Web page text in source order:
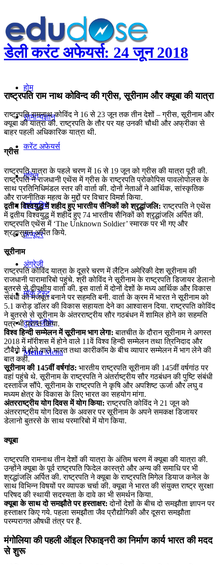
होम
सामान्यज्ञान
करेंट अफेयर्स
गणित
तर्कशक्ति
कंप्यूटर
अंग्रेजी
मॉक टेस्ट
टुडेज जीके
Menu Menu
डेली करंट अफेयर्स: 24 जून 2018
राष्ट्रपति राम नाथ कोविन्द की ग्रीस, सूरीनाम और क्‍यूबा की यात्रा
राष्ट्रपति रामनाथ कोविंद ने 16 से 23 जून तक तीन देशों – ग्रीस, सूरीनाम और
क्‍यूबा की यात्रा की. राष्ट्रपति के तौर पर यह उनकी चौथी और अफ्रीका से
बाहर पहली अधिकारिक यात्रा थी.
ग्रीस
राष्ट्रपति यात्रा के पहले चरण में 16 से 19 जून को ग्रीस की यात्रा पूरी की.
राष्ट्रपति ने राजधानी एथेंस में ग्रीस के राष्ट्रपति प्रोकोपिस पावलोपोलस के
साथ प्रतिनिधिमंडल स्तर की वार्ता की. दोनों नेताओं ने आर्थिक, सांस्कृतिक
और राजनीतिक महत्व के मुद्दों पर विचार विमर्श किया.
द्वतीय विश्वयुद्ध में शहीद हुए भारतीय सैनिकों को श्रृद्धांजलि: राष्ट्रपति ने एथेंस
में द्वतीय विश्वयुद्ध में शहीद हुए 74 भारतीय सैनिकों को श्रृद्धांजलि अर्पित की.
राष्ट्रपति एथेंस में ‘The Unknown Soldier’ स्मारक पर भी गए और
श्रद्धासुमन अर्पित किये.
सूरीनाम
राष्‍ट्रपति कोविंद यात्रा के दूसरे चरण में लैटिन अमेरिकी देश सूरीनाम की
राजधानी पारामारि‍बो पहुंचे. श्री कोविंद ने सूरीनाम के राष्‍ट्रपति डिजायर डेलानो
बुतरसे से द्वीपक्षीय वार्ता की. इस वार्ता में दोनों देशों के मध्य आर्थिक और विकास
संबंधों को मजबूत बनाने पर सहमति बनी. वार्ता के क्रम में भारत ने सूरीनाम को
5.1 करोड़ डॉलर की विकास सहायता देने का आश्वासन दिया. राष्ट्रपति कोविंद
ने बुतरसे से सूरीनाम के अंतरराष्ट्रीय सौर गठबंधन में शामिल होने का सहमति
पत्र भी प्राप्त किया.
विश्व हिन्दी सम्मेलन में सूरीनाम भाग लेगा: बातचीत के दौरान सूरीनाम ने अगस्त
2018 में मॉरीशस में होने वाले 11वें विश्व हिन्दी सम्मेलन तथा त्रिनिदाद और
टौबैगो में होने वाले भारत तथा कारीकॉम के बीच व्यापार सम्मेलन में भाग लेने की
बात कही.
सूरीनाम की 145वीं वर्षगांठ: भारतीय राष्‍ट्रपति सूरीनाम की 145वीं वर्षगांठ पर
वहां पहुंचे थे. सूरीनाम के राष्‍ट्रपति ने अंतर्राष्‍ट्रीय सौर गठबंधन की पुष्टि संबंधी
दस्‍तावेज सौंपे. सूरीनाम के राष्‍ट्रपति ने कृषि और अपशिष्‍ट ऊर्जा और लघु व
मध्‍यम क्षेत्र के विकास के लिए भारत का सहयोग मांगा.
अंतरराष्ट्रीय योग दिवस में योग किया: राष्ट्रपति कोविंद ने 21 जून को
अंतरराष्ट्रीय योग दिवस के अवसर पर सूरीनाम के अपने समकक्ष डिजायर
डेलानो बुतरसे के साथ परमारिबो में योग किया.
क्यूबा
राष्ट्रपति रामनाथ तीन देशों की यात्रा के अंतिम चरण में क्यूबा की यात्रा की.
उन्होंने क्यूबा के पूर्व राष्ट्रपति फिदेल कास्त्रो और अन्य की समाधि पर भी
श्रद्धांजलि अर्पित की. राष्ट्रपति ने क्यूबा के राष्ट्रपति मिगेल डियाज कनेल के
साथ विभिन्न विषयों पर व्यापक चर्चा की. क्यूबा ने भारत की संयुक्त राष्ट्र सुरक्षा
परिषद की स्थायी सदस्यता के दावे का भी समर्थन किया.
क्‍यूबा के साथ दो समझौते पर हस्ताक्षर: दोनों देशों के बीच दो समझौता ज्ञापन पर
हस्‍ताक्षर किए गये. पहला समझौता जैव प्रौद्योगिकी और दूसरा समझौता
परम्‍परागत औषधी तंत्र पर है.
मंगोलिया की पहली ऑइल रिफाइनरी का निर्माण कार्य भारत की मदद
से शुरू